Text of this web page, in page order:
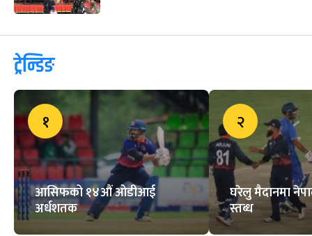
ट्रेन्डिङ
१
आसिफको १४औं ओडीआई
अर्धशतक
२
घरेलु मैदानमा
स्तब्ध